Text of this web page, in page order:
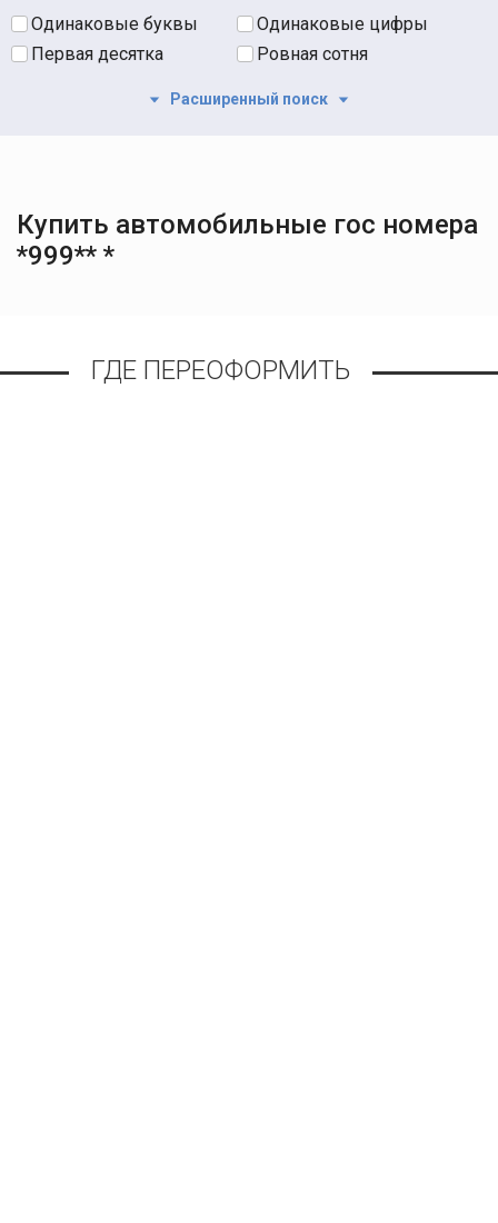
Одинаковые буквы
Одинаковые цифры
Первая десятка
Ровная сотня
Расширенный поиск
Купить автомобильные гос номера
*999** *
ГДЕ ПЕРЕОФОРМИТЬ